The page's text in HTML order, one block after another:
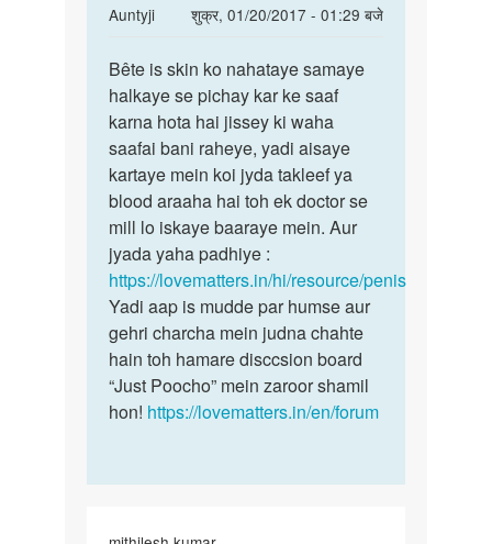
Auntyji
शुक्र, 01/20/2017 - 01:29 बजे
In
to
Men
mere
ling
ke
aage
ki
topi
by
punilal1008
Bête
is
skin
ko
nahataye
Bête is skin ko nahataye samaye
halkaye se pichay kar ke saaf
karna hota hai jissey ki waha
saafai bani raheye, yadi aisaye
kartaye mein koi jyda takleef ya
blood araaha hai toh ek doctor se
mill lo iskaye baaraye mein. Aur
jyada yaha padhiye :
https://lovematters.in/hi/resource/penis
Yadi aap is mudde par humse aur
gehri charcha mein judna chahte
hain toh hamare disccsion board
“Just Poocho” mein zaroor shamil
hon! https://lovematters.in/en/forum